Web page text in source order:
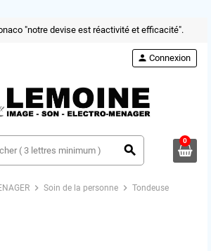
"notre devise est réactivité et efficacité".
search
person Connexion
0
chevron_right Soin de la personne chevron_right Tondeuse